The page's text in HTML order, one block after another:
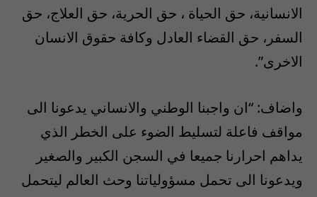
الانسانية، حق الحياة ، حق الحرية، حق العلاج، حق
السفر، حق القضاء العادل وكافة حقوق الانسان
الاخرى”.
واضاف: “ان واجبنا الوطني والانساني يدعونا الى
مواقف فاعلة لتسليط الضوء على الخطر الذي
يداهم احرارنا جميعا في السجن الكبير والصغير
ويدعونا الى تحمل مسؤولياتنا وحث العالم ليتحمل